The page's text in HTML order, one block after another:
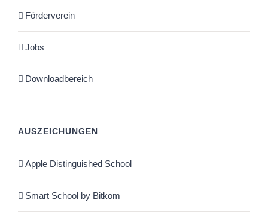
Förderverein
Jobs
Downloadbereich
AUSZEICHUNGEN
Apple Distinguished School
Smart School by Bitkom